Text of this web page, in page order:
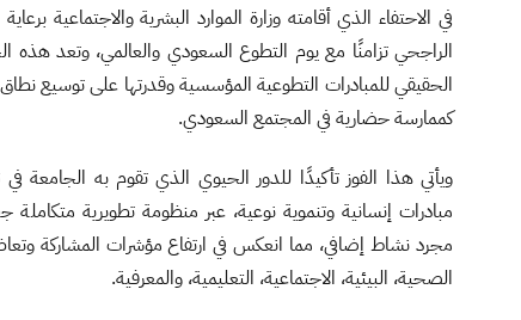
في الاحتفاء الذي أقامته وزارة الموارد البشرية والاجتماعية
الراجحي تزامنًا مع يوم التطوع السعودي والعالمي، وتعد هذه
الحقيقي للمبادرات التطوعية المؤسسية وقدرتها على توسيع
كممارسة حضارية في المجتمع السعودي.
ويأتي هذا الفوز تأكيدًا للدور الحيوي الذي تقوم به الجامعة
مبادرات إنسانية وتنموية نوعية، عبر منظومة تطويرية متكاملة
مجرد نشاط إضافي، مما انعكس في ارتفاع مؤشرات المشاركة
الصحية، البيئية، الاجتماعية، التعليمية، والمعرفية.